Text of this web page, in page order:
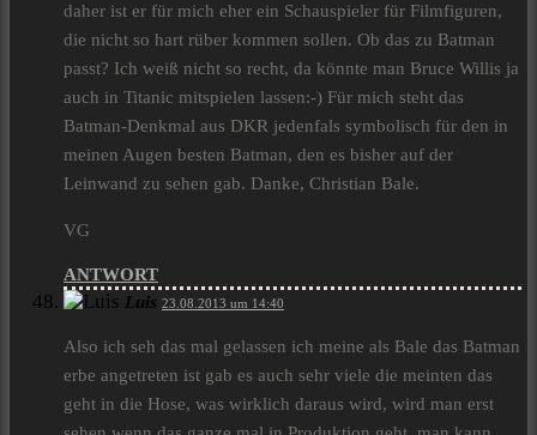
daher ist er für mich eher ein Schauspieler für Filmfiguren,
die nicht so hart rüber kommen sollen. Ob das zu Batman
passt? Ich weiß nicht so recht, da könnte man Bruce Willis ja
auch in Titanic mitspielen lassen:-) Für mich steht das
Batman-Denkmal aus DKR jedenfals symbolisch für den in
meinen Augen besten Batman, den es bisher auf der
Leinwand zu sehen gab. Danke, Christian Bale.
VG
ANTWORT
Luis 23.08.2013 um 14:40
Also ich seh das mal gelassen ich meine als Bale das Batman
erbe angetreten ist gab es auch sehr viele die meinten das
geht in die Hose, was wirklich daraus wird, wird man erst